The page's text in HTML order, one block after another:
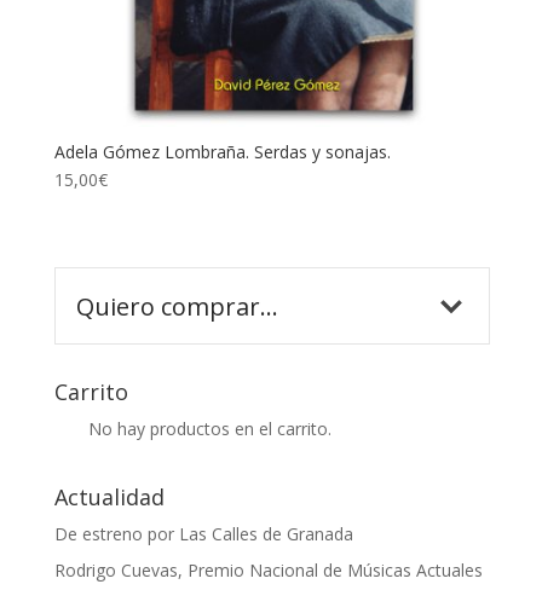
Adela Gómez Lombraña. Serdas y sonajas.
15,00€
Carrito
No hay productos en el carrito.
Actualidad
De estreno por Las Calles de Granada
Rodrigo Cuevas, Premio Nacional de Músicas Actuales